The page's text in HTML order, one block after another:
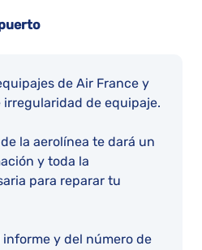
de Air France y
de equipaje.
la aerolínea te dará un
y toda la
para reparar tu
informe y del número de